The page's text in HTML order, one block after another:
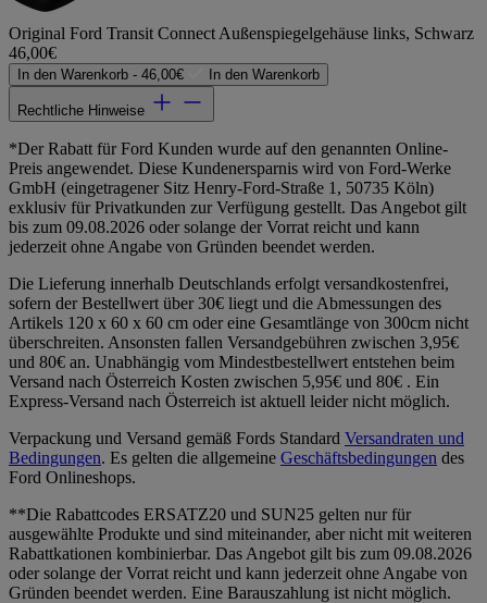
Original Ford Transit Connect Außenspiegelgehäuse links, Schwarz
46,00€
In den Warenkorb - 46,00€ In den Warenkorb
Rechtliche Hinweise
*Der Rabatt für Ford Kunden wurde auf den genannten Online-
Preis angewendet. Diese Kundenersparnis wird von Ford-Werke
GmbH (eingetragener Sitz Henry-Ford-Straße 1, 50735 Köln)
exklusiv für Privatkunden zur Verfügung gestellt. Das Angebot gilt
bis zum 09.08.2026 oder solange der Vorrat reicht und kann
jederzeit ohne Angabe von Gründen beendet werden.
Die Lieferung innerhalb Deutschlands erfolgt versandkostenfrei,
sofern der Bestellwert über 30€ liegt und die Abmessungen des
Artikels 120 x 60 x 60 cm oder eine Gesamtlänge von 300cm nicht
überschreiten. Ansonsten fallen Versandgebühren zwischen 3,95€
und 80€ an. Unabhängig vom Mindestbestellwert entstehen beim
Versand nach Österreich Kosten zwischen 5,95€ und 80€ . Ein
Express-Versand nach Österreich ist aktuell leider nicht möglich.
Verpackung und Versand gemäß Fords Standard Versandraten und
Bedingungen. Es gelten die allgemeine Geschäftsbedingungen des
Ford Onlineshops.
**Die Rabattcodes ERSATZ20 und SUN25 gelten nur für
ausgewählte Produkte und sind miteinander, aber nicht mit weiteren
Rabattkationen kombinierbar. Das Angebot gilt bis zum 09.08.2026
oder solange der Vorrat reicht und kann jederzeit ohne Angabe von
Gründen beendet werden. Eine Barauszahlung ist nicht möglich.